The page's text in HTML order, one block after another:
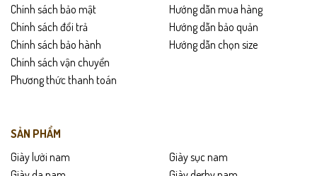
Chính sách bảo mật
Chính sách đổi trả
Chính sách bảo hành
Chính sách vận chuyển
Phương thức thanh toán
Hướng dẫn mua hàng
Hướng dẫn bảo quản
Hướng dẫn chọn size
SẢN PHẨM
Giày lười nam
Giày sục nam